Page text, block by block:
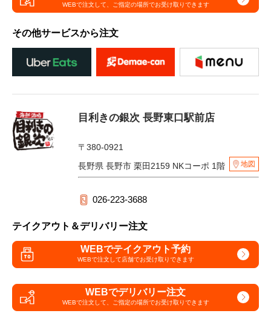
WEBで注文して、 ご指定の場所でお受け取りできます
その他サービスから注文
目利きの銀次 長野東口駅前店
〒380-0921
長野県 長野市 栗田2159 NKコーポ 1階
地図
026-223-3688
テイクアウト＆デリバリー注文
WEBでテイクアウト予約
WEBで注文して店舗でお受け取りできます
WEBでデリバリー注文
WEBで注文して、 ご指定の場所でお受け取りできます